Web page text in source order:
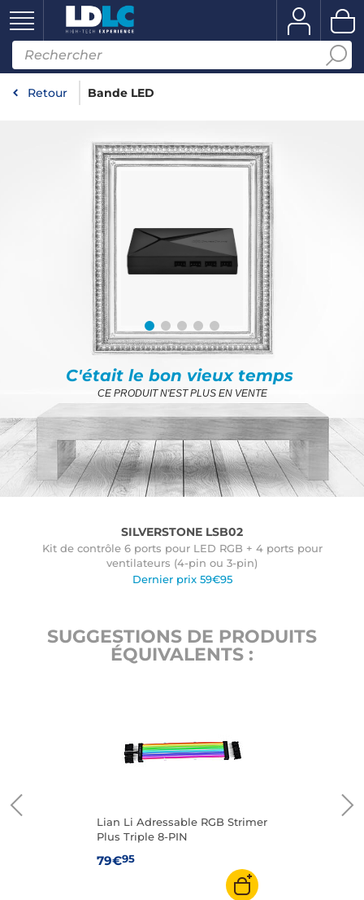
Retour Bande LED
C'était le bon vieux temps
CE PRODUIT N'EST PLUS EN VENTE
SILVERSTONE LSB02
Kit de contrôle 6 ports pour LED RGB + 4 ports pour
ventilateurs (4-pin ou 3-pin)
Dernier prix 59€95
SUGGESTIONS DE PRODUITS
ÉQUIVALENTS :
Lian Li Adressable RGB Strimer
Plus Triple 8-PIN
79€95